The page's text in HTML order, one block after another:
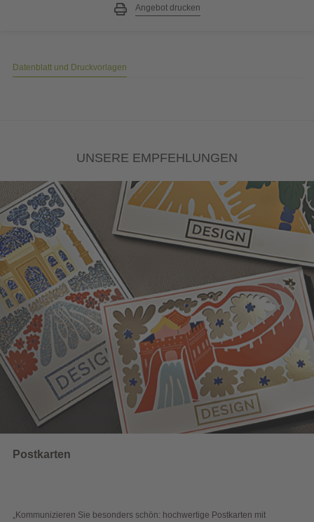
Angebot drucken
Datenblatt und Druckvorlagen
UNSERE EMPFEHLUNGEN
schön: hochwertige Postkarten mit
„Sichtbar und